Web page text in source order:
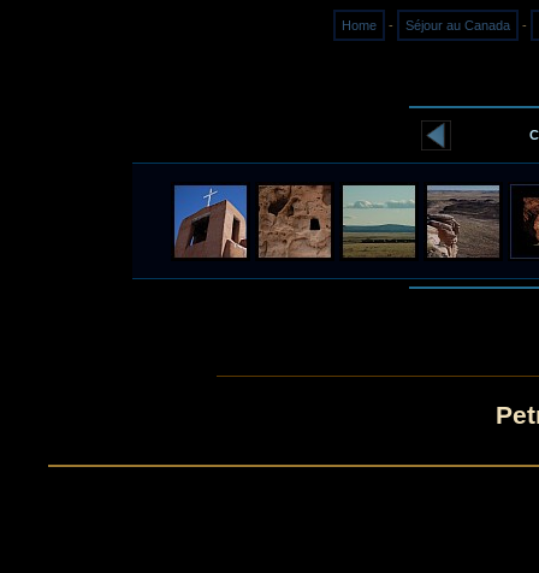
Home - Séjour au Canada -